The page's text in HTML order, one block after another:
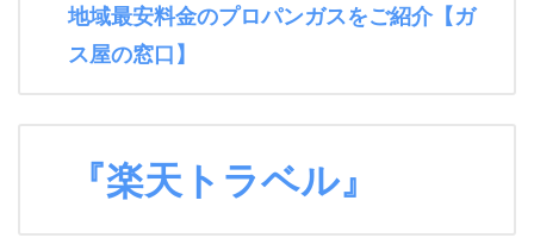
地域最安料金のプロパンガスをご紹介【ガ
ス屋の窓口】
『楽天トラベル』